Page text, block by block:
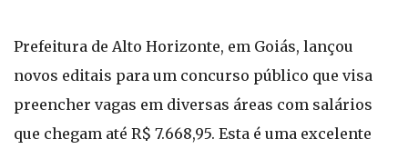
Prefeitura de Alto Horizonte, em Goiás, lançou
novos editais para um concurso público que visa
preencher vagas em diversas áreas com salários
que chegam até R$ 7.668,95. Esta é uma excelente